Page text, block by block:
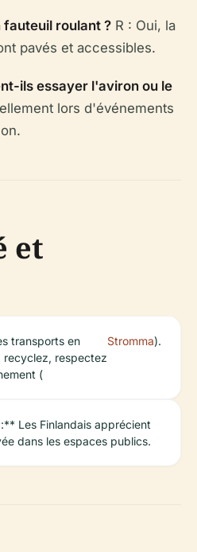
fauteuil roulant ? R : Oui, la
pavés et accessibles.
ils essayer l'aviron ou le
lors d'événements
et
transports en
recyclez, respectez
(
Stromma).
Les Finlandais apprécient
dans les espaces publics.